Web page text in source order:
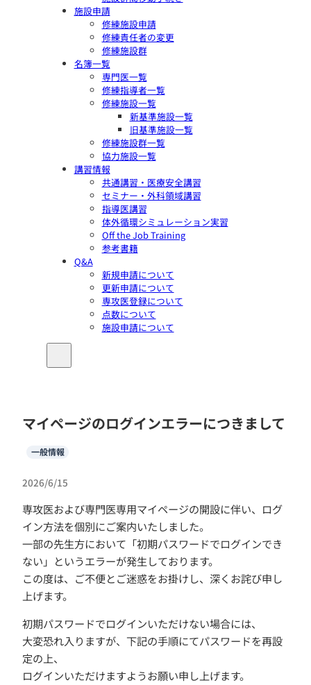
施設申請
修練施設申請
修練責任者の変更
修練施設群
名簿一覧
専門医一覧
修練指導者一覧
修練施設一覧
新基準施設一覧
旧基準施設一覧
修練施設群一覧
協力施設一覧
講習情報
共通講習・医療安全講習
セミナー・外科領域講習
指導医講習
体外循環シミュレーション実習
Off the Job Training
参考書籍
Q&A
新規申請について
更新申請について
専攻医登録について
点数について
施設申請について
マイページのログインエラーにつきまして
一般情報
2026/6/15
専攻医および専門医専用マイページの開設に伴い、ログ
イン方法を個別にご案内いたしました。
一部の先生方において「初期パスワードでログインでき
ない」というエラーが発生しております。
この度は、ご不便とご迷惑をお掛けし、深くお詫び申し
上げます。
初期パスワードでログインいただけない場合には、
大変恐れ入りますが、下記の手順にてパスワードを再設
定の上、
ログインいただけますようお願い申し上げます。